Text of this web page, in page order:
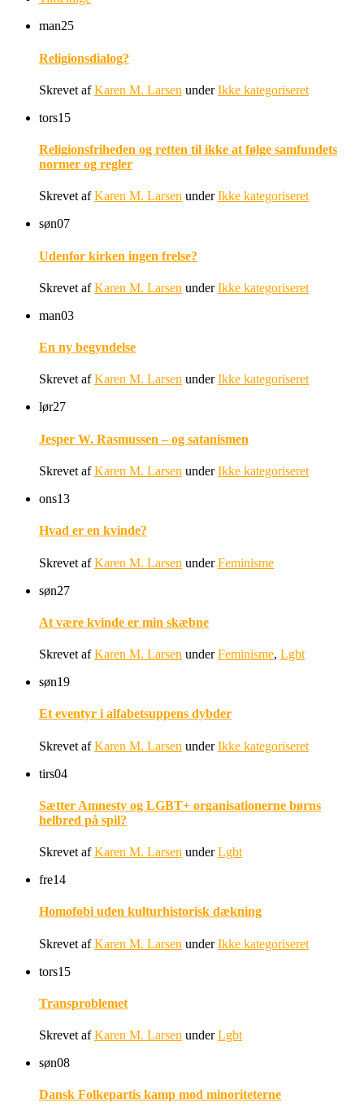
man25
Religionsdialog?
Skrevet afKaren M. Larsen underIkke kategoriseret
tors15
Religionsfriheden og retten til ikke at følge samfundets
normer og regler
Skrevet afKaren M. Larsen underIkke kategoriseret
søn07
Udenfor kirken ingen frelse?
Skrevet afKaren M. Larsen underIkke kategoriseret
man03
En ny begyndelse
Skrevet afKaren M. Larsen underIkke kategoriseret
lør27
Jesper W. Rasmussen – og satanismen
Skrevet afKaren M. Larsen underIkke kategoriseret
ons13
Hvad er en kvinde?
Skrevet afKaren M. Larsen underFeminisme
søn27
At være kvinde er min skæbne
Skrevet afKaren M. Larsen underFeminisme, Lgbt
søn19
Et eventyr i alfabetsuppens dybder
Skrevet afKaren M. Larsen underIkke kategoriseret
tirs04
Sætter Amnesty og LGBT+ organisationerne børns
helbred på spil?
Skrevet afKaren M. Larsen underLgbt
fre14
Homofobi uden kulturhistorisk dækning
Skrevet afKaren M. Larsen underIkke kategoriseret
tors15
Transproblemet
Skrevet afKaren M. Larsen underLgbt
søn08
Dansk Folkepartis kamp mod minoriteterne